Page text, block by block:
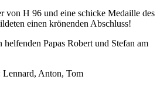
von H 96 und eine schicke Medaille des
einen krönenden Abschluss!
Papas Robert und Stefan am
Anton, Tom